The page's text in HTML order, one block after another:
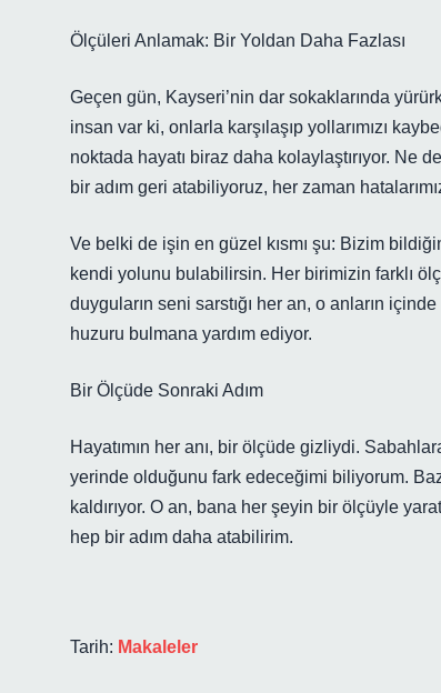
Ölçüleri Anlamak: Bir Yoldan Daha Fazlası
Geçen gün, Kayseri’nin dar sokaklarında
insan var ki, onlarla karşılaşıp yollarımızı
noktada hayatı biraz daha kolaylaştırıyor. Ne
bir adım geri atabiliyoruz, her zaman
Ve belki de işin en güzel kısmı şu: Bizim
kendi yolunu bulabilirsin. Her birimizin farklı
duyguların seni sarstığı her an, o anların
huzuru bulmana yardım ediyor.
Bir Ölçüde Sonraki Adım
Hayatımın her anı, bir ölçüde gizliydi.
yerinde olduğunu fark edeceğimi biliyorum.
kaldırıyor. O an, bana her şeyin bir ölçüyle
hep bir adım daha atabilirim.
Tarih: Makaleler